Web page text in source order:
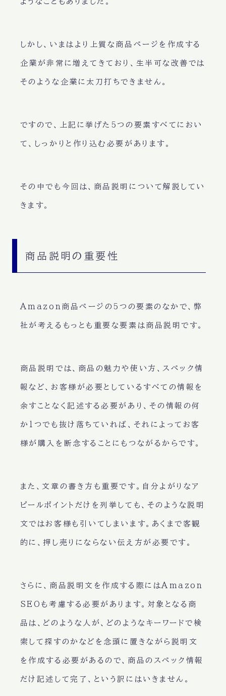
しかし、いまはより上質な商品ページを作成する
企業が非常に増えてきており、生半可な改善では
そのような企業に太刀打ちできません。
ですので、上記に挙げた5つの要素すべてにおい
て、しっかりと作り込む必要があります。
その中でも今回は、商品説明について解説してい
きます。
商品説明の重要性
Amazon商品ページの5つの要素のなかで、弊
社が考えるもっとも重要な要素は商品説明です。
商品説明では、商品の魅力や使い方、スペック情
報など、お客様が必要としているすべての情報を
余すことなく記述する必要があり、その情報の何
か1つでも抜け落ちていれば、それによってお客
様が購入を断念することにもつながるからです。
また、文章の書き方も重要です。自分よがりなア
ピールポイントだけを列挙しても、そのような説明
文ではお客様も引いてしまいます。あくまで客観
的に、押し売りにならない伝え方が必要です。
さらに、商品説明文を作成する際にはAmazon
SEOも考慮する必要があります。対象となる商
品は、どのような人が、どのようなキーワードで検
索して探すのかなどを念頭に置きながら説明文
を作成する必要があるので、商品のスペック情報
だけ記述して完了、という訳にはいきません。